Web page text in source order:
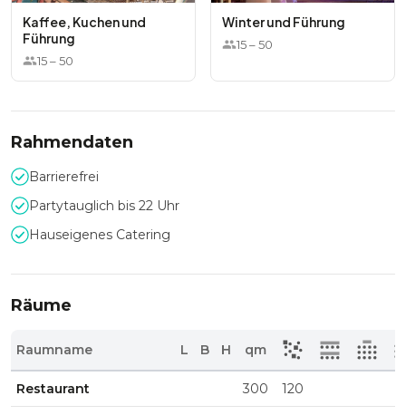
Kaffee, Kuchen und
Führung
15–50
Winter und Führung
15–50
Rahmendaten
Barrierefrei
Partytauglich bis 22 Uhr
Hauseigenes Catering
Räume
Raumname L B H qm
Restaurant 300 120